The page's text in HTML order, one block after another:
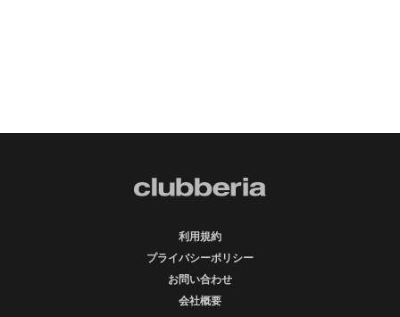
利用規約
プライバシーポリシー
お問い合わせ
会社概要